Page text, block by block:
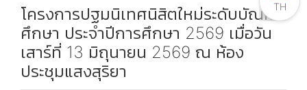
โครงการปฐมนิเทศนิสิตใหม่ระดับบัณฑิต
ศึกษา ประจำปีการศึกษา 2569 เมื่อวัน
เสาร์ที่ 13 มิถุนายน 2569 ณ ห้อง
ประชุมแสงสุริยา
TH